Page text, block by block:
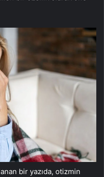
bir yazıda, otizmin